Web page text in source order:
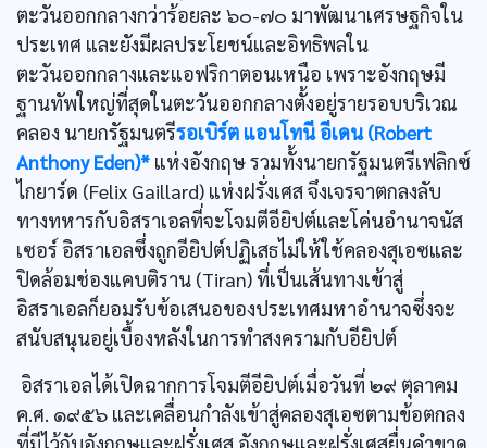
ตะวันออกกลางกว่าร้อยละ ๖๐-๗๐ มาพัฒนาเศรษฐกิจใน
ประเทศ และยังมีผลประโยชน์และอิทธิพลใน
ตะวันออกกลางและแอฟริกาตอนเหนือ เพราะอังกฤษมี
ฐานทัพใหญ่ที่สุดในตะวันออกกลางตั้งอยู่รายรอบบริเวณ
คลอง นายกรัฐมนตรีรอเบิร์ต แอนโทนี อีเดน (Robert
Anthony Eden)* แห่งอังกฤษ รวมทั้งนายกรัฐมนตรีเฟลิกซ์
ไกยาร์ด (Felix Gaillard) แห่งฝรั่งเศส จึงเจรจาตกลงลับ
ทางทหารกับอิสราเอลที่จะโจมตีอียิปต์และโค่นอำนาจนัส
เซอร์ อิสราเอลซึ่งถูกอียิปต์ปฏิเสธไม่ให้ใช้คลองสุเอซและ
ปิดล้อมช่องแคบติราน (Tiran) ที่เป็นเส้นทางเข้าสู่
อิสราเอลก็ยอมรับข้อเสนอของประเทศมหาอำนาจซึ่งจะ
สนับสนุนอยู่เบื้องหลังในการทำสงครามกับอียิปต์
อิสราเอลได้เปิดฉากการโจมตีอียิปต์เมื่อวันที่ ๒๙ ตุลาคม
ค.ศ. ๑๙๕๖ และเคลื่อนกำลังเข้าสู่คลองสุเอซตามข้อตกลง